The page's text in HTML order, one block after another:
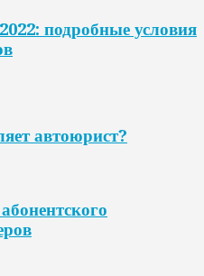
подробные условия
автоюрист?